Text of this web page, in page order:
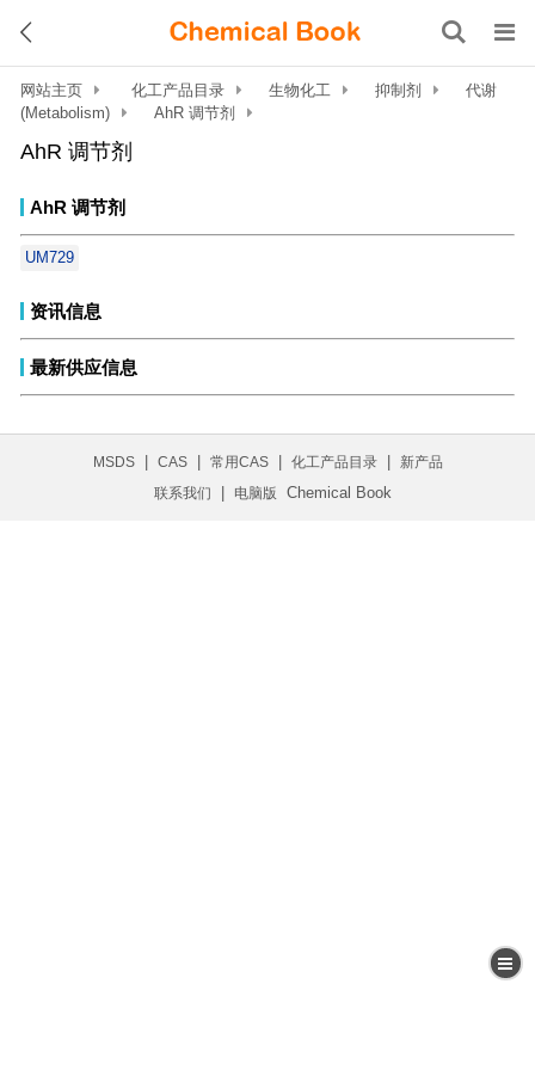
网站主页 化工产品目录 生物化工 抑制剂
代谢
(Metabolism)
AhR 调节剂
AhR 调节剂
AhR 调节剂
UM729
资讯信息
最新供应信息
MSDS CAS 常用CAS 化工产品目录
新产品
联系我们
电脑版 Chemical Book